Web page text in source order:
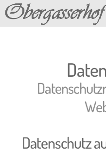
Datenschutz